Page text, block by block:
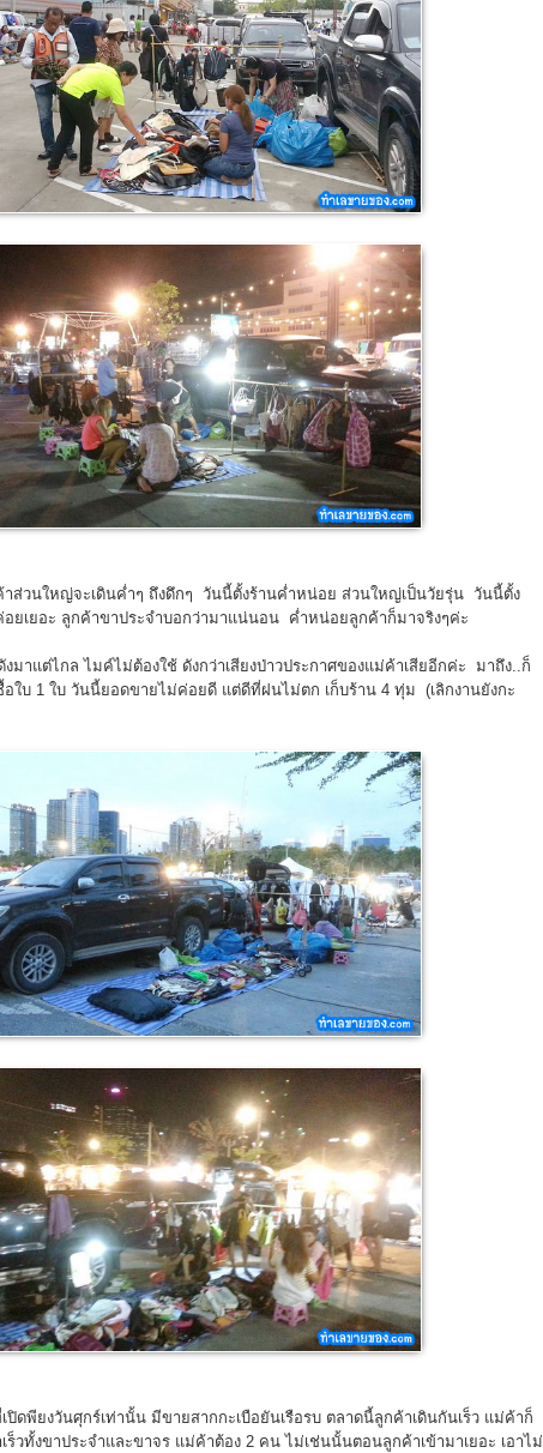
ส่วนใหญ่จะเดินค่ำๆ ถึงดึกๆ วันนี้ตั้งร้านค่ำหน่อย ส่วนใหญ่เป็นวัยรุ่น วันนี้ตั้ง
ยเยอะ ลูกค้าขาประจำบอกว่ามาแน่นอน ค่ำหน่อยลูกค้าก็มาจริงๆค่ะ
มาแต่ไกล ไมค์ไม่ต้องใช้ ดังกว่าเสียงป่าวประกาศของแม่ค้าเสียอีกค่ะ มาถึง..ก็
ใบ 1 ใบ วันนี้ยอดขายไม่ค่อยดี แต่ดีที่ฝนไม่ตก เก็บร้าน 4 ทุ่ม (เลิกงานยังกะ
พียงวันศุกร์เท่านั้น มีขายสากกะเบือยันเรือรบ ตลาดนี้ลูกค้าเดินกันเร็ว แม่ค้าก็
ร็วทั้งขาประจำและขาจร แม่ค้าต้อง 2 คน ไม่เช่นนั้นตอนลูกค้าเข้ามาเยอะ เอาไม่